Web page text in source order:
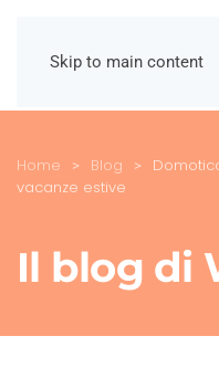
Skip to main content
Home Blog
vacanze estive
Il blog di